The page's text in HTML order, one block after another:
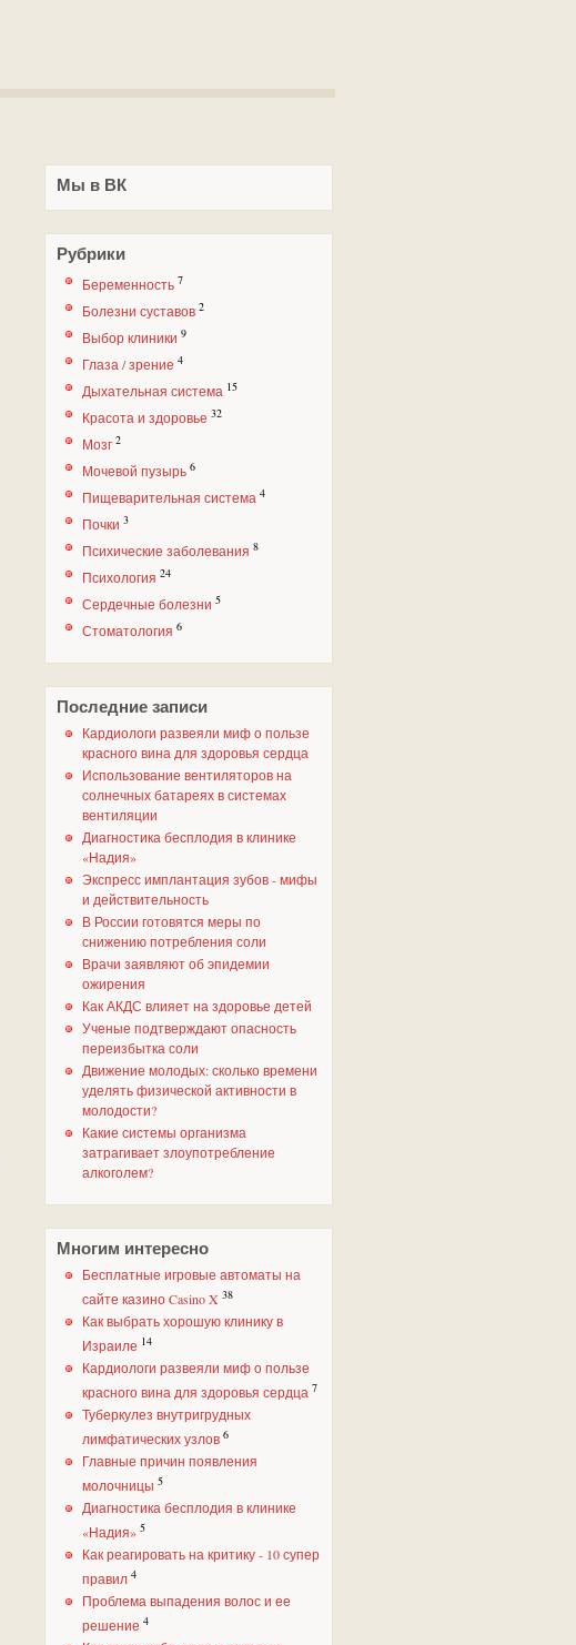
Мы в ВК
Рубрики
Беременность 7
Болезни суставов 2
Выбор клиники 9
Глаза / зрение 4
Дыхательная система 15
Красота и здоровье 32
Мозг 2
Мочевой пузырь 6
Пищеварительная система 4
Почки 3
Психические заболевания 8
Психология 24
Сердечные болезни 5
Стоматология 6
Последние записи
Кардиологи развеяли миф о пользе
красного вина для здоровья сердца
Использование вентиляторов на
солнечных батареях в системах
вентиляции
Диагностика бесплодия в клинике
«Надия»
Экспресс имплантация зубов - мифы
и действительность
В России готовятся меры по
снижению потребления соли
Врачи заявляют об эпидемии
ожирения
Как АКДС влияет на здоровье детей
Ученые подтверждают опасность
переизбытка соли
Движение молодых: сколько времени
уделять физической активности в
молодости?
Какие системы организма
затрагивает злоупотребление
алкоголем?
Многим интересно
Бесплатные игровые автоматы на
сайте казино Casino X 38
Как выбрать хорошую клинику в
Израиле 14
Кардиологи развеяли миф о пользе
красного вина для здоровья сердца 7
Туберкулез внутригрудных
лимфатических узлов 6
Главные причин появления
молочницы 5
Диагностика бесплодия в клинике
«Надия» 5
Как реагировать на критику - 10 супер
правил 4
Проблема выпадения волос и ее
решение 4